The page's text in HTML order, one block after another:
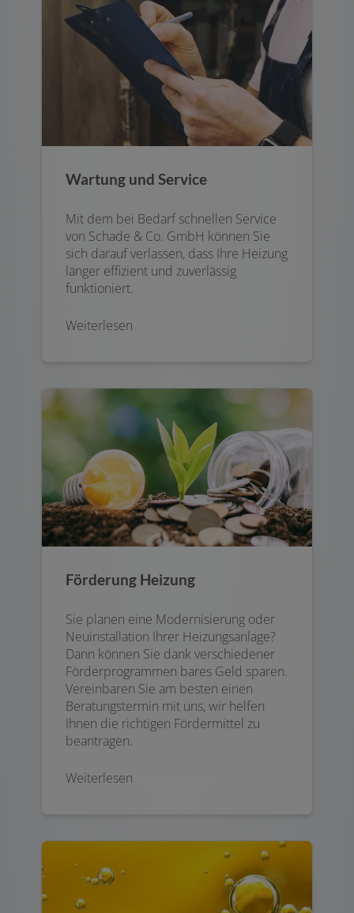
Wartung und Service
Mit dem bei Bedarf schnellen Service
von Schade & Co. GmbH können Sie
sich darauf verlassen, dass Ihre Heizung
länger effizient und zuverlässig
funktioniert.
Weiterlesen
Förderung Heizung
Sie planen eine Modernisierung oder
Neuinstallation Ihrer Heizungsanlage?
Dann können Sie dank verschiedener
Förderprogrammen bares Geld sparen.
Vereinbaren Sie am besten einen
Beratungstermin mit uns, wir helfen
Ihnen die richtigen Fördermittel zu
beantragen.
Weiterlesen